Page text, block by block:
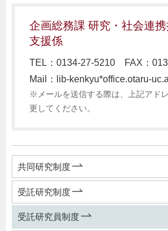
企画総務課 研究・社会連
支援係
TEL：0134-27-5210 FAX：
Mail：lib-kenkyu*office.otaru-
※メールを送信する際は、上記アド
更してください。
共同研究制度
受託研究制度
受託研究員制度